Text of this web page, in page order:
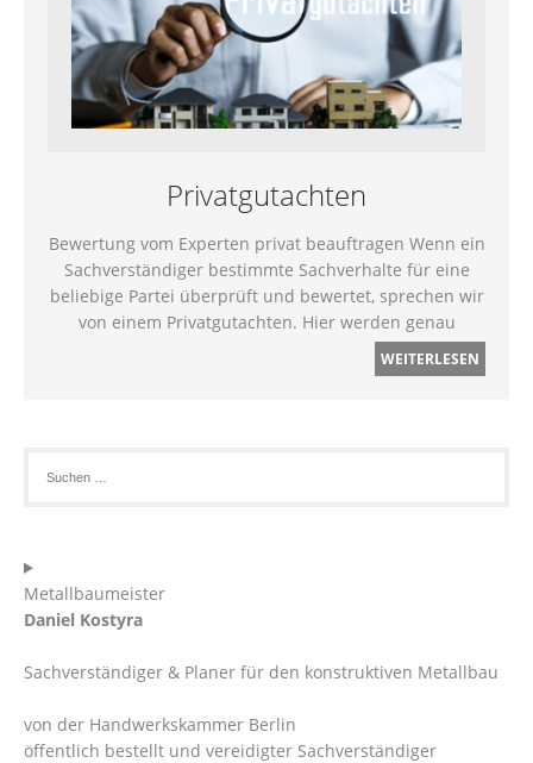
Privatgutachten
Bewertung vom Experten privat beauftragen Wenn ein
Sachverständiger bestimmte Sachverhalte für eine
beliebige Partei überprüft und bewertet, sprechen wir
von einem Privatgutachten. Hier werden genau
WEITERLESEN
Metallbaumeister
Daniel Kostyra
Sachverständiger & Planer für den konstruktiven Metallbau
von der Handwerkskammer Berlin
öffentlich bestellt und vereidigter Sachverständiger